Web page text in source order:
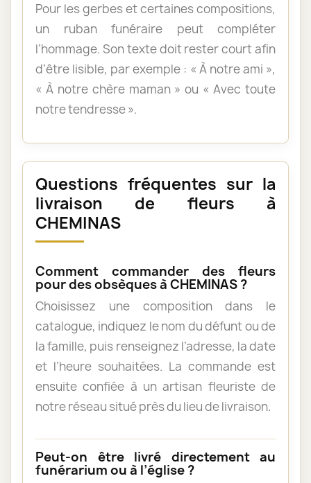
Pour les gerbes et certaines compositions,
un ruban funéraire peut compléter
l’hommage. Son texte doit rester court afin
d’être lisible, par exemple : « À notre ami »,
« À notre chère maman » ou « Avec toute
notre tendresse ».
Questions fréquentes sur la
livraison de fleurs à
CHEMINAS
Comment commander des fleurs
pour des obsèques à CHEMINAS ?
Choisissez une composition dans le
catalogue, indiquez le nom du défunt ou de
la famille, puis renseignez l’adresse, la date
et l’heure souhaitées. La commande est
ensuite confiée à un artisan fleuriste de
notre réseau situé près du lieu de livraison.
Peut-on être livré directement au
funérarium ou à l’église ?